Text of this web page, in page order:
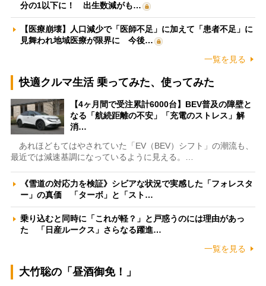
分の1以下に！ 出生数減がも…
【医療崩壊】人口減少で「医師不足」に加えて「患者不足」に
見舞われ地域医療が限界に 今後…
一覧を見る
快適クルマ生活 乗ってみた、使ってみた
【4ヶ月間で受注累計6000台】BEV普及の障壁と
なる「航続距離の不安」「充電のストレス」解
消…
あれほどもてはやされていた「EV（BEV）シフト」の潮流も、
最近では減速基調になっているように見える。…
《雪道の対応力を検証》シビアな状況で実感した「フォレスタ
ー」の真価 「ターボ」と「スト…
乗り込むと同時に「これが軽？」と戸惑うのには理由があっ
た 「日産ルークス」さらなる躍進…
一覧を見る
大竹聡の「昼酒御免！」